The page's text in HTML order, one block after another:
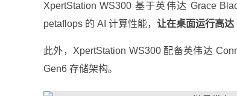
XpertStation WS300 基于英伟达 Grace
petaflops 的 AI 计算性能， 让在桌面运行高
此外，XpertStation WS300 配备英伟达
Gen6 存储架构。